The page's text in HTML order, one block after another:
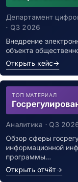
уведомления
заболевшим
инфекцией
Департамент
· Q3 2026
Внедрение
объекта
Открыть кейс→
ТОП МАТЕРИАЛ
Аналитика · Q3
Обзор сферы
информационной
программы…
Открыть отчёт→